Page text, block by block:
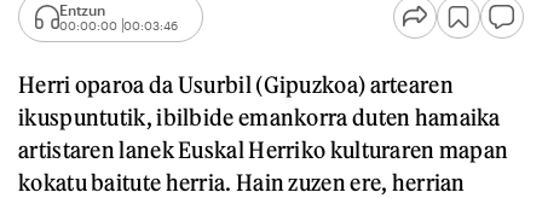
Entzun
00:00:00 00:03:46
Herri oparoa da Usurbil (Gipuzkoa) artearen
ikuspuntutik, ibilbide emankorra duten hamaika
artistaren lanek Euskal Herriko kulturaren mapan
kokatu baitute herria. Hain zuzen ere, herrian